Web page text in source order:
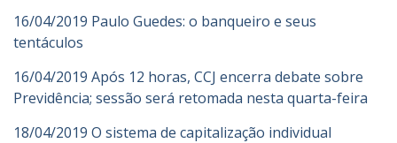
16/04/2019 Paulo Guedes: o banqueiro e seus
tentáculos
16/04/2019 Após 12 horas, CCJ encerra debate sobre
Previdência; sessão será retomada nesta quarta-feira
18/04/2019 O sistema de capitalização individual